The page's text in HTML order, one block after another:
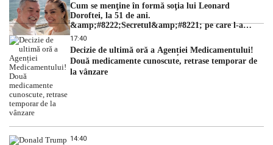
Cum se menţine în formă soţia lui Leonard
Doroftei, la 51 de ani.
&amp;#8222;Secretul&amp;#8221; pe care l-a
dezvăluit
17:40
Decizie de ultimă oră a Agenției Medicamentului!
Două medicamente cunoscute, retrase temporar de
la vânzare
14:40